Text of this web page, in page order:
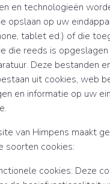
en technologieën
opslaan op uw
tablet ed.) of die
die reeds is
Deze bestanden
uit cookies, web
en informatie op uw
van Himpens maakt
soorten cookies:
cookies: Deze